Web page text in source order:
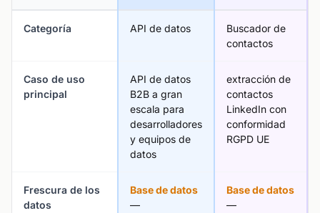
Categoría API de datos
Buscador de
contactos
Caso de uso
principal
API de datos
B2B a gran
escala para
desarrolladores
y equipos de
datos
extracción de
contactos
LinkedIn con
conformidad
RGPD UE
Frescura de los
datos
Base de datos
—
Base de datos
—